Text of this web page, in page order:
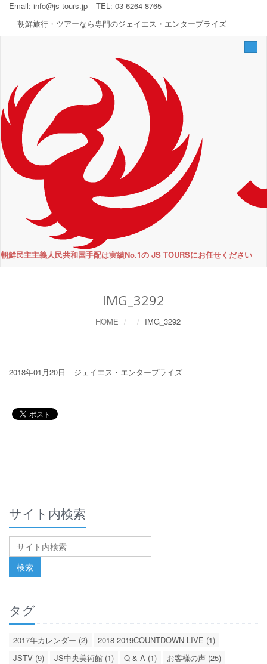
Email: info@js-tours.jp
TEL: 03-6264-8765
朝鮮旅行・ツアーなら専門のジェイエス・エンタープライズ
朝鮮民主主義人民共和国手配は実績No.1の JS TOURSにお任せください
IMG_3292
HOME IMG_3292
2018年01月20日 ジェイエス・エンタープライズ
サイト内検索
タグ
2017年カレンダー (2)
2018-2019COUNTDOWN LIVE (1)
JSTV (9)
JS中央美術館 (1) Q & A (1)
お客様の声 (25)